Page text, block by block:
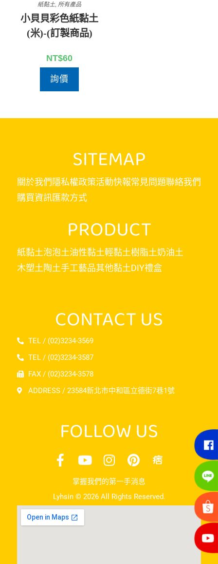
紙黏土 所有產品
小貝貝彩色紙黏土
(米)-(訂製商品)
NT$60
詢價
SITEMAP
關於我們隱私權政策活動快報常見問題聯絡我們
購買資訊匯款方式
PRODUCT
紙黏土泡泡土油性黏土輕黏土樹脂土奶油土
木塑土陶土手工藝品其他黏土DIY禮盒
CONTACT US
TEL / (02)3234-3569
TEL / (02)3234-3587
FAX / (02)3234-3578
ADDRESS / 23584新北市中和區立德街7巷1號
FOLLOW US
掌握我們的第一手消息
Lyhsin © 2026 All Rights Reserved.